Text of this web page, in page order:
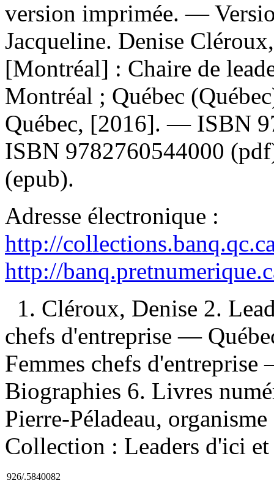
version imprimée. —
Jacqueline. Denise
[Montréal] : Chaire de
Montréal ; Québec
Québec, [2016]. — ISBN
ISBN 9782760544000
(epub).
Adresse électronique :
http://
http://
1. Cléroux, Denise 2.
chefs d'entreprise —
Femmes chefs
Biographies 6. Livres
Pierre-Péladeau,
Collection : Leaders d'ici
926/.5840082